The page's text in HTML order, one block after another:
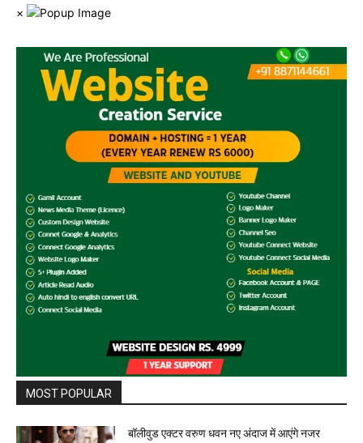
×
MOST POPULAR
बॉलीवुड एक्टर वरुण धवन नए अंदाज में आएंगे नजर